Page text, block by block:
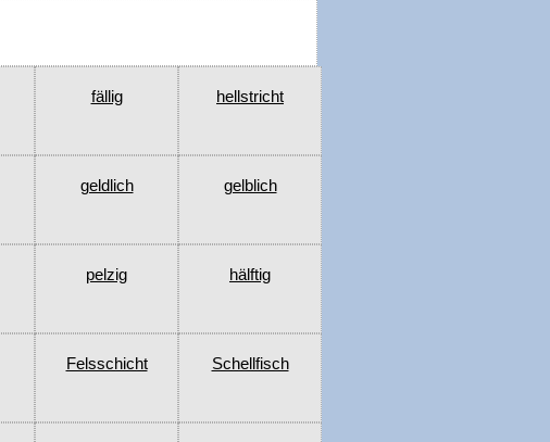
fällig hellstricht
geldlich gelblich
pelzig hälftig
Felsschicht Schellfisch